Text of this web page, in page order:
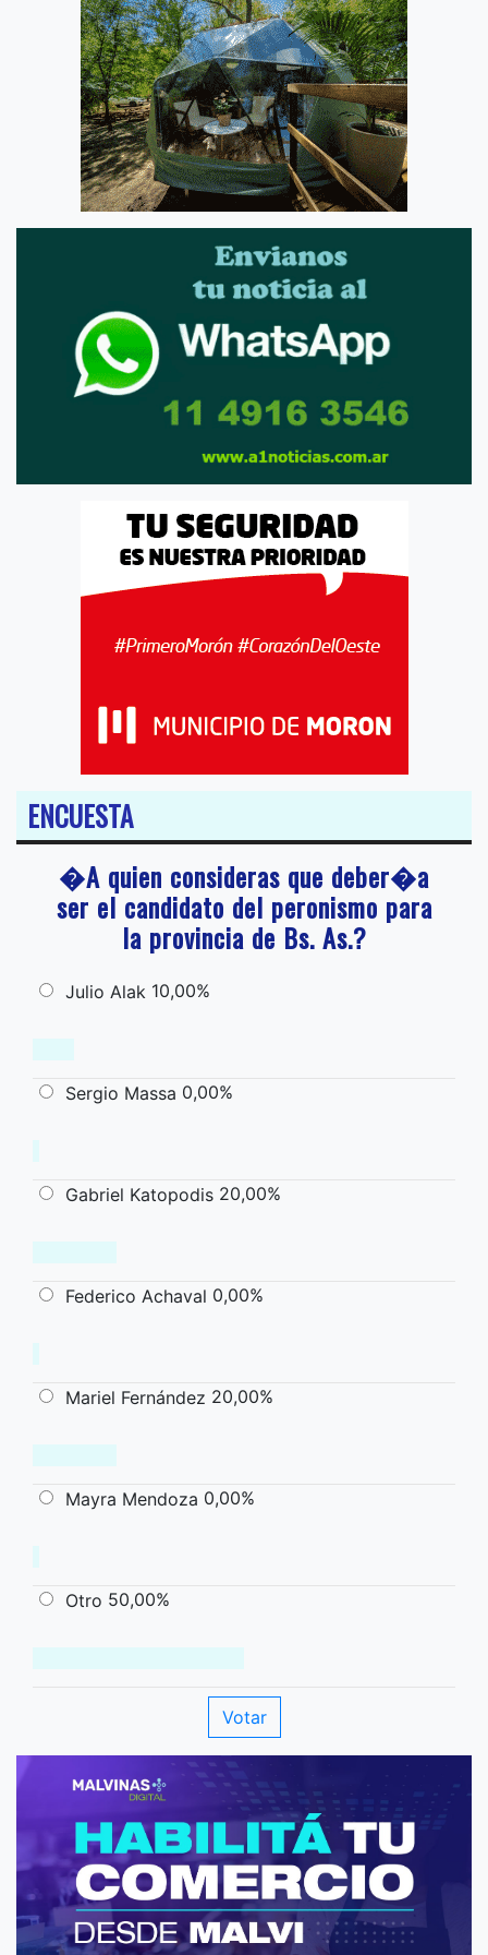
ENCUESTA
�A quien consideras que deber�a
ser el candidato del peronismo para
la provincia de Bs. As.?
Julio Alak 10,00%
Sergio Massa 0,00%
Gabriel Katopodis 20,00%
Federico Achaval 0,00%
Mariel Fernández 20,00%
Mayra Mendoza 0,00%
Otro 50,00%